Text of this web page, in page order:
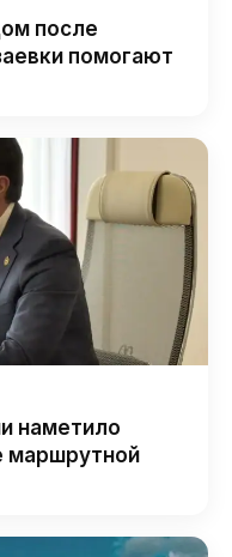
после
помогают
наметило
маршрутной